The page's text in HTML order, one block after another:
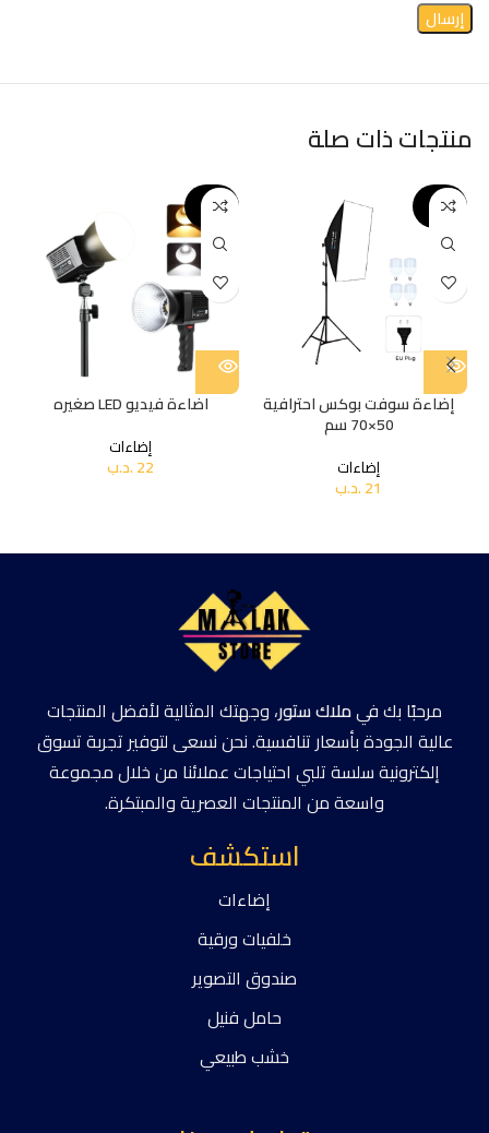
منتجات ذات صلة
SOLD O
UT
إضاءة سوفت بوكس احترافية
50×70 سم
إضاءات
21.د.ب
SOLD O
UT
اضاءة فيديو LED صغيره
إضاءات
22.د.ب
مرحبًا بك فيملاك ستور، وجهتك المثالية لأفضل المنتجات
عالية الجودة بأسعار تنافسية. نحن نسعى لتوفير تجربة تسوق
إلكترونية سلسة تلبي احتياجات عملائنا من خلال مجموعة
واسعة من المنتجات العصرية والمبتكرة.
استكشف
إضاءات
خلفيات ورقية
صندوق التصوير
حامل فنيل
خشب طبيعي